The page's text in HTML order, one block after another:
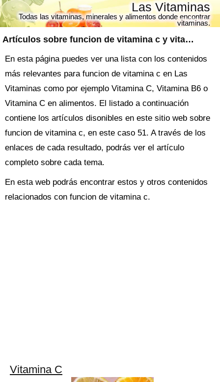
Artículos sobre funcion de vitamina c y vitaminas
Las Vitaminas
Todas las vitaminas, minerales y alimentos donde encontrar
vitaminas.
En esta página puedes ver una lista con los contenidos
más relevantes para funcion de vitamina c en Las
Vitaminas como por ejemplo Vitamina C, Vitamina B6 o
Vitamina C en alimentos. El listado a continuación
contiene los artículos disonibles en este sitio web sobre
funcion de vitamina c, en este caso 51. A través de los
enlaces de cada resultado, podrás ver el artículo
completo sobre cada tema.
En esta web podrás encontrar estos y otros contenidos
relacionados con funcion de vitamina c.
Vitamina C